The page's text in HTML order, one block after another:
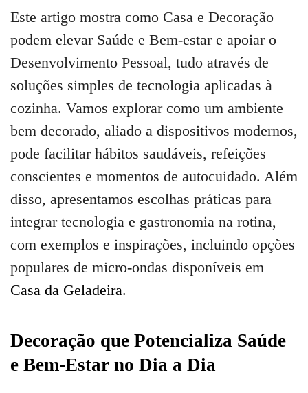
Este artigo mostra como Casa e Decoração
podem elevar Saúde e Bem-estar e apoiar o
Desenvolvimento Pessoal, tudo através de
soluções simples de tecnologia aplicadas à
cozinha. Vamos explorar como um ambiente
bem decorado, aliado a dispositivos modernos,
pode facilitar hábitos saudáveis, refeições
conscientes e momentos de autocuidado. Além
disso, apresentamos escolhas práticas para
integrar tecnologia e gastronomia na rotina,
com exemplos e inspirações, incluindo opções
populares de micro-ondas disponíveis em
Casa da Geladeira.
Decoração que Potencializa Saúde
e Bem-Estar no Dia a Dia